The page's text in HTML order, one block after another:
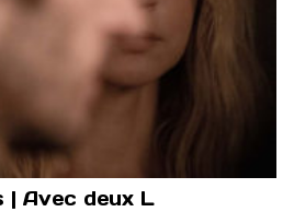
| Avec deux L